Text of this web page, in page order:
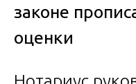
законе
оценки